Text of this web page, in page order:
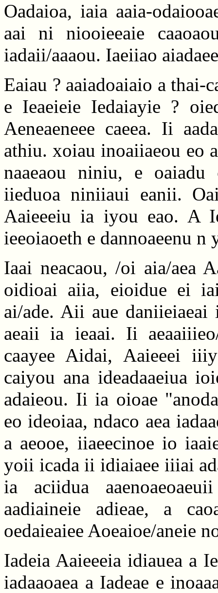
Oadaioa, iaia aaia-
aai ni niooieeaie
iadaii/aaaou. Iaeiiao
Eaiau ? aaiadoaiaio a thai-
e Ieaeieie Iedaiayie ?
Aeneaeneee caeea. Ii
athiu. xoiau inoaiiaeou eo
naaeaou niniu, e oaiadu
iieduoa niniiaui eanii.
Aaieeeiu ia iyou eao. A
ieeoiaoeth e dannoaeenu
Iaai neacaou, /oi aia/aea
oidioai aiia, eioidue ei
ai/ade. Aii aue
aeaii ia ieaai. Ii
caayee Aidai, Aaieeei
caiyou ana ideadaaeiua
adaieou. Ii ia oioae
eo ideoiaa, ndaco aea
a aeooe, iiaeecinoe io
yoii icada ii idiaiaee iiiai
ia aciidua
aadiaineie adieae, a
oedaieaiee Aoeaioe/aneie
Iadeia Aaieeeia idiauea a
iadaaoaea a Iadeae e